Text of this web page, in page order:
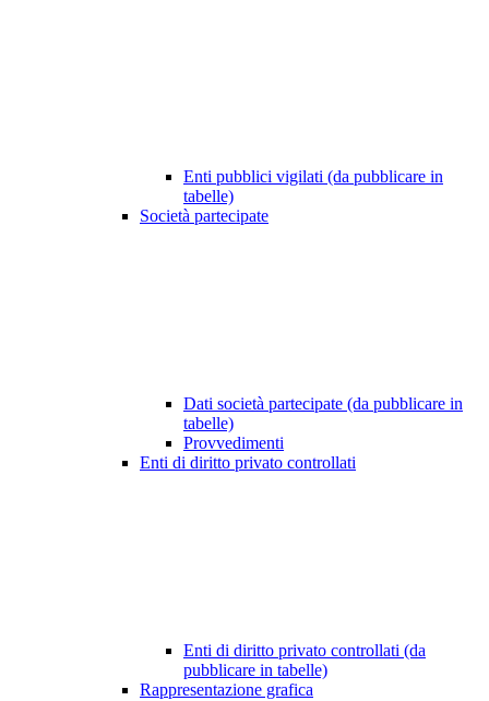
Enti pubblici vigilati (da pubblicare in
tabelle)
Società partecipate
Dati società partecipate (da pubblicare in
tabelle)
Provvedimenti
Enti di diritto privato controllati
Enti di diritto privato controllati (da
pubblicare in tabelle)
Rappresentazione grafica